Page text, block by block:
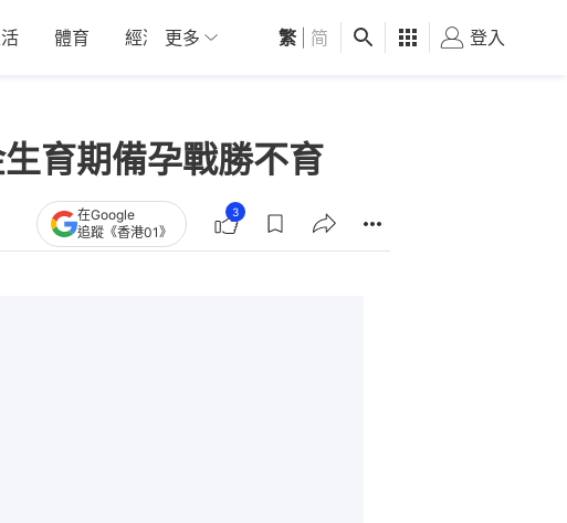
體育 經濟 01深圳 觀點 健康 好食玩飛
更多 繁 简 登入
育期備孕戰勝不育
在Google
追蹤《香港01》
3